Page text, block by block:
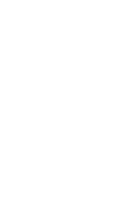
на основе 0 оценок